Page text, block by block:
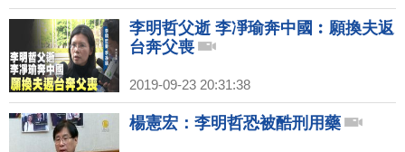
李明哲父逝 李凈瑜奔中國︰願換夫返
台奔父喪
2019-09-23 20:31:38
楊憲宏：李明哲恐被酷刑用藥